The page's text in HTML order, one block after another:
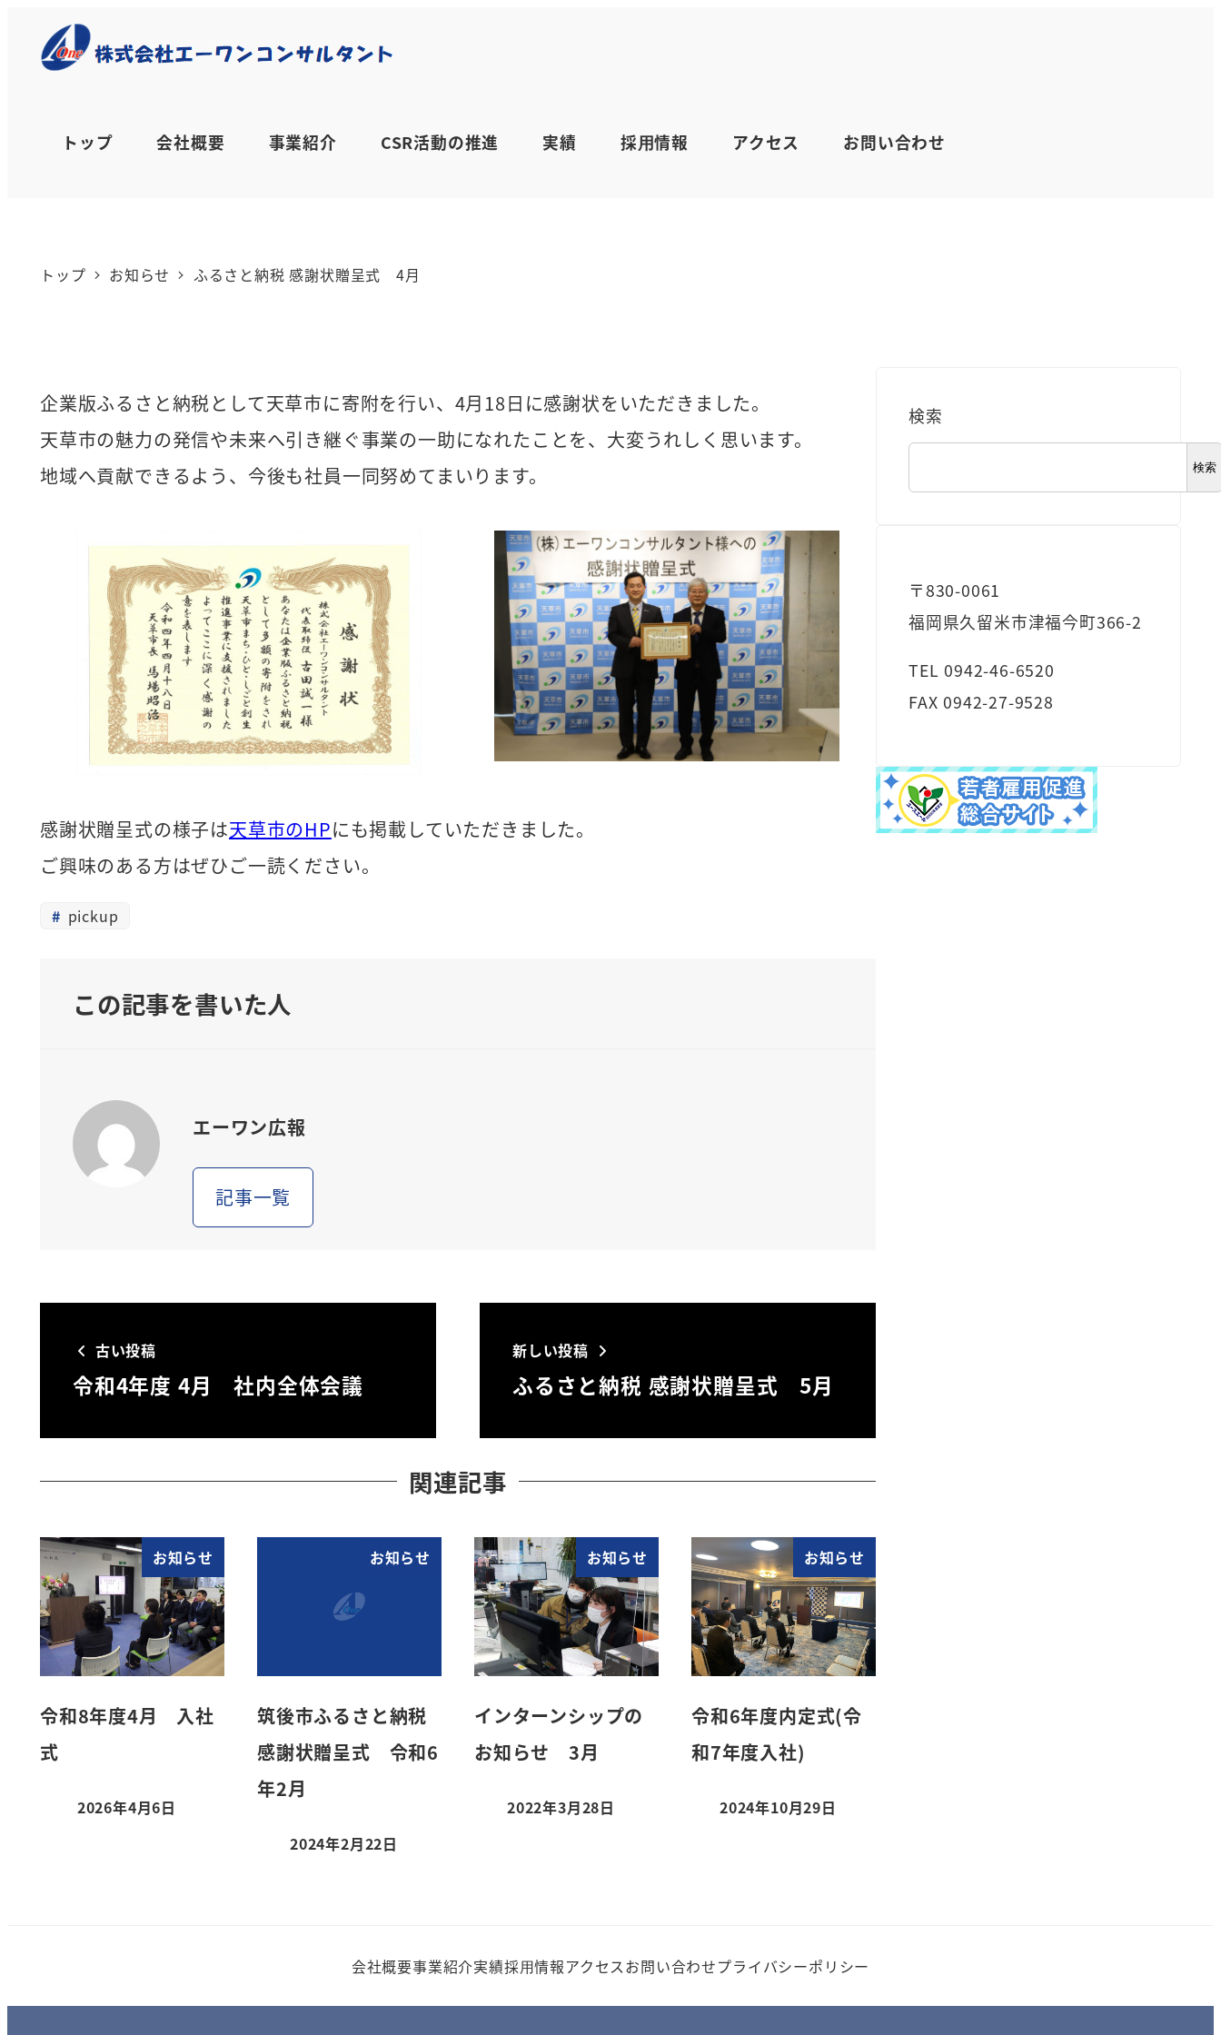
トップ 会社概要 事業紹介 CSR活動の推進 実績 採⽤情報 アクセス お問い合わせ
トップ お知らせ ふるさと納税 感謝状贈呈式 4月
企業版ふるさと納税として天草市に寄附を行い、4月18日に感謝状をいただきました。
天草市の魅力の発信や未来へ引き継ぐ事業の一助になれたことを、大変うれしく思います。
地域へ貢献できるよう、今後も社員一同努めてまいります。
感謝状贈呈式の様子は天草市のHPにも掲載していただきました。
ご興味のある方はぜひご一読ください。
pickup
この記事を書いた人
エーワン広報
記事一覧
古い投稿
令和4年度 4月 社内全体会議
新しい投稿
ふるさと納税 感謝状贈呈式 5月
関連記事
お知らせ
令和8年度4月 入社
式
投稿日
2026年4月6日
お知らせ
筑後市ふるさと納税
感謝状贈呈式 令和6
年2月
投稿日
2024年2月22日
お知らせ
インターンシップの
お知らせ 3月
投稿日
2022年3月28日
お知らせ
令和6年度内定式(令
和7年度入社)
投稿日
2024年10月29日
検索
検索
〒830-0061
福岡県久留米市津福今町366-2
TEL 0942-46-6520
FAX 0942-27-9528
会社概要事業紹介実績採⽤情報アクセスお問い合わせプライバシーポリシー